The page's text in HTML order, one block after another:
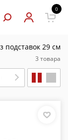
0
подставок 29 см
3 товара